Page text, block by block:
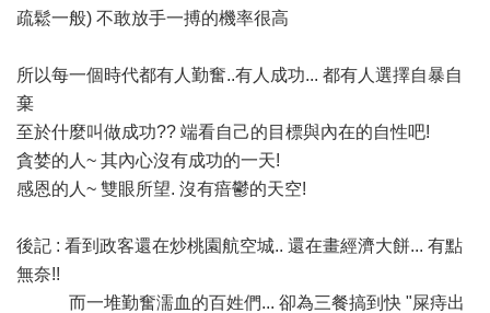
疏鬆一般) 不敢放手一搏的機率很高
所以每一個時代都有人勤奮..有人成功... 都有人選擇自暴自
棄
至於什麼叫做成功?? 端看自己的目標與內在的自性吧!
貪婪的人~ 其內心沒有成功的一天!
感恩的人~ 雙眼所望. 沒有瘖鬱的天空!
後記 : 看到政客還在炒桃園航空城.. 還在畫經濟大餅... 有點
無奈!!
而一堆勤奮濡血的百姓們... 卻為三餐搞到快 "屎痔出